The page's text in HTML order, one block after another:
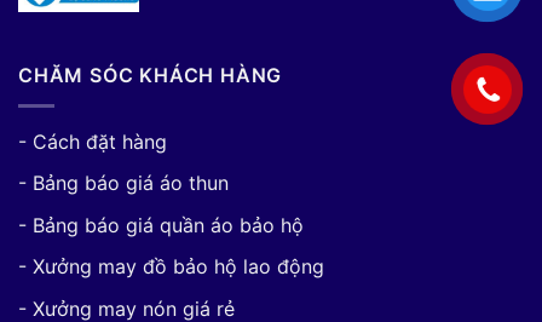
CHĂM SÓC KHÁCH HÀNG
- Cách đặt hàng
- Bảng báo giá áo thun
- Bảng báo giá quần áo bảo hộ
- Xưởng may đồ bảo hộ lao động
- Xưởng may nón giá rẻ